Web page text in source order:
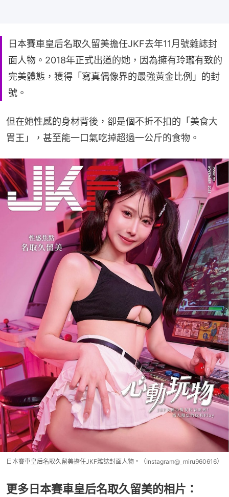
日本賽車皇后名取久留美擔任JKF去年11月號雜誌封
面人物。2018年正式出道的她，因為擁有玲瓏有致的
完美體態，獲得「寫真偶像界的最強黃金比例」的封
號。
但在她性感的身材背後，卻是個不折不扣的「美食大
胃王」，甚至能一口氣吃掉超過一公斤的食物。
日本賽車皇后名取久留美擔任JKF雜誌封面人物。（Instagram@_miru960616）
更多日本賽車皇后名取久留美的相片：